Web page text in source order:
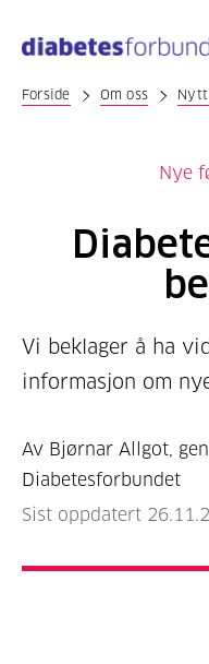
hovedinnhold
Forside Om oss
Nye
Vi beklager å ha
informasjon om
Av Bjørnar Allgot,
Diabetesforbundet
Sist oppdatert